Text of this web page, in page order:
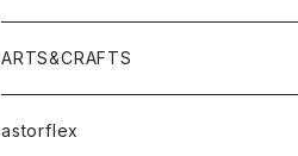
シャツ・ブラウス
パンツ
スカート
ワンピース・オールインワン
バッグ
アウター
コート
トップス
ARTS&CRAFTS
アクセサリー
astorflex